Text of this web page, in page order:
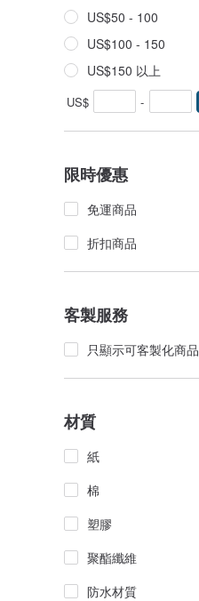
US$50 - 100
US$100 - 150
US$150 以上
US$ -
限時優惠
免運商品
折扣商品
客製服務
只顯示可客製化商品
材質
紙
棉
塑膠
聚酯纖維
防水材質